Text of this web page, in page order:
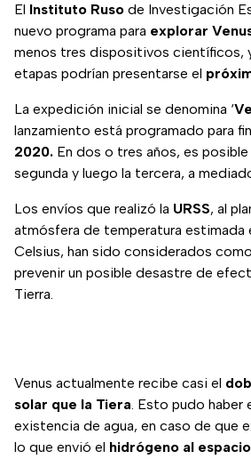
El Instituto Ruso de Investigación
nuevo programa para explorar
menos tres dispositivos científicos,
etapas podrían presentarse el
La expedición inicial se denomina ‘
lanzamiento está programado para
2020. En dos o tres años, es
segunda y luego la tercera, a
Los envíos que realizó la URSS, al
atmósfera de temperatura estimada
Celsius, han sido considerados
prevenir un posible desastre de
Tierra.
Venus actualmente recibe casi el
solar que la Tiera. Esto pudo haber
existencia de agua, en caso de que
lo que envió el hidrógeno al espacio